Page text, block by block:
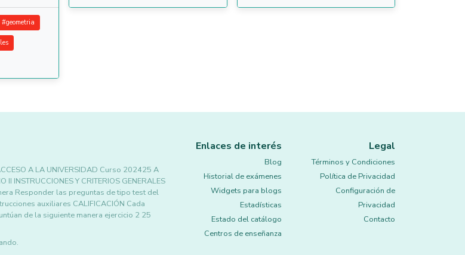
#geometria
A LA UNIVERSIDAD Curso 202425 A
II INSTRUCCIONES Y CRITERIOS GENERALES
Responder las preguntas de tipo test del
auxiliares CALIFICACIÓN Cada
de la siguiente manera ejercicio 2 25
Enlaces de interés
Blog
Historial de exámenes
Widgets para blogs
Estadísticas
Estado del catálogo
Centros de enseñanza
Legal
Términos y Condiciones
Política de Privacidad
Configuración de
Privacidad
Contacto